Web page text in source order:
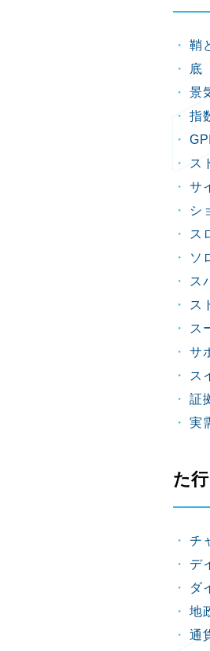
鞘
底
景
指
ス
サ
シ
ス
ソ
ス
ス
ス
サ
ス
証
実
た行
チ
デ
ダ
地
通